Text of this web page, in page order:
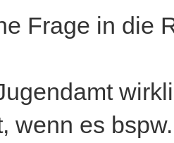
Frage in die
wenn es